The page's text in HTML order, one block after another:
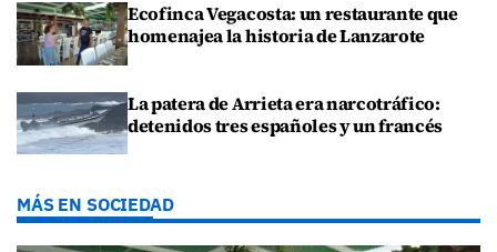
Ecofinca Vegacosta: un restaurante que
homenajea la historia de Lanzarote
La patera de Arrieta era narcotráfico:
detenidos tres españoles y un francés
MÁS EN SOCIEDAD